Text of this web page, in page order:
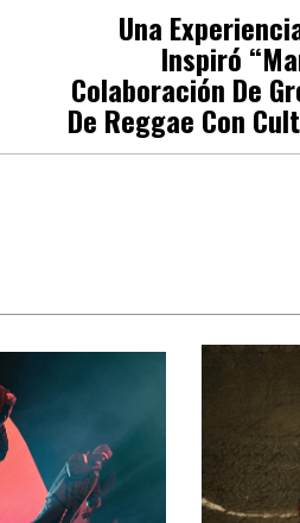
Una
Inspiró
Colaboración De
De Reggae Con